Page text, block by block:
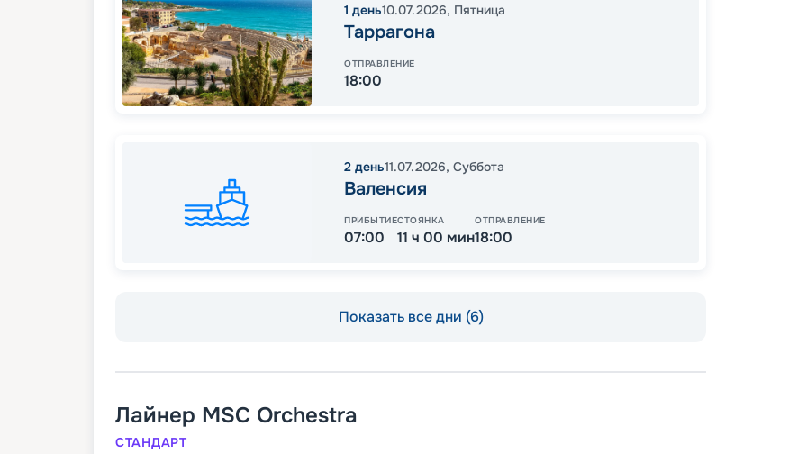
1 день10.07.2026, Пятница
Таррагона
ОТПРАВЛЕНИЕ
18:00
2 день11.07.2026, Суббота
Валенсия
ПРИБЫТИЕ
07:00
СТОЯНКА
11 ч 00 мин
ОТПРАВЛЕНИЕ
18:00
Показать все дни (6)
Лайнер MSC Orchestra
СТАНДАРТ